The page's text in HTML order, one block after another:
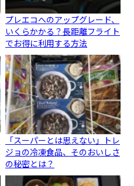
プレエコへのアップグレード、
いくらかかる？長距離フライト
でお得に利用する方法
「スーパーとは思えない」トレ
ジョの冷凍食品、そのおいしさ
の秘密とは？